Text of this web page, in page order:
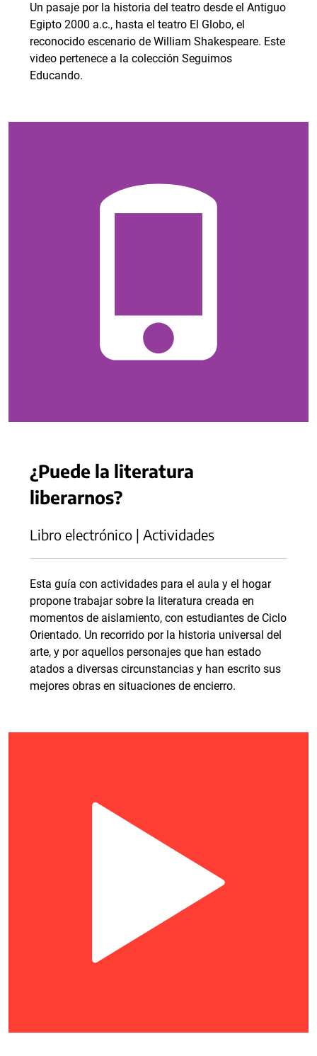
Un pasaje por la historia del teatro desde el Antiguo
Egipto 2000 a.c., hasta el teatro El Globo, el
reconocido escenario de William Shakespeare. Este
video pertenece a la colección Seguimos
Educando.
¿Puede la literatura
liberarnos?
Libro electrónico | Actividades
Esta guía con actividades para el aula y el hogar
propone trabajar sobre la literatura creada en
momentos de aislamiento, con estudiantes de Ciclo
Orientado. Un recorrido por la historia universal del
arte, y por aquellos personajes que han estado
atados a diversas circunstancias y han escrito sus
mejores obras en situaciones de encierro.